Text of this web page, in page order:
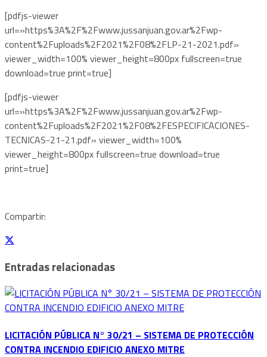
[pdfjs-viewer
url=»https%3A%2F%2Fwww.jussanjuan.gov.ar%2Fwp-
content%2Fuploads%2F2021%2F08%2FLP-21-2021.pdf»
viewer_width=100% viewer_height=800px fullscreen=true
download=true print=true]
[pdfjs-viewer
url=»https%3A%2F%2Fwww.jussanjuan.gov.ar%2Fwp-
content%2Fuploads%2F2021%2F08%2FESPECIFICACIONES-
TECNICAS-21-21.pdf» viewer_width=100%
viewer_height=800px fullscreen=true download=true
print=true]
Compartir:
Entradas relacionadas
LICITACIÓN PÚBLICA N° 30/21 – SISTEMA DE PROTECCIÓN
CONTRA INCENDIO EDIFICIO ANEXO MITRE